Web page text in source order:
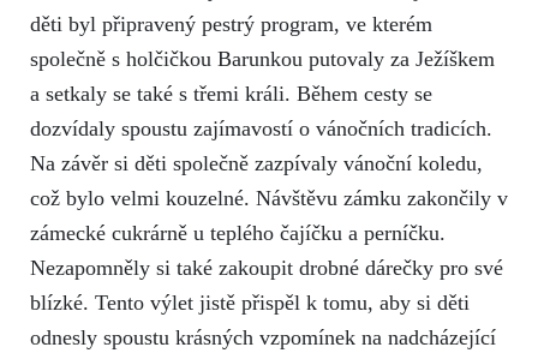
děti byl připravený pestrý program, ve kterém
společně s holčičkou Barunkou putovaly za Ježíškem
a setkaly se také s třemi králi. Během cesty se
dozvídaly spoustu zajímavostí o vánočních tradicích.
Na závěr si děti společně zazpívaly vánoční koledu,
což bylo velmi kouzelné. Návštěvu zámku zakončily v
zámecké cukrárně u teplého čajíčku a perníčku.
Nezapomněly si také zakoupit drobné dárečky pro své
blízké. Tento výlet jistě přispěl k tomu, aby si děti
odnesly spoustu krásných vzpomínek na nadcházející